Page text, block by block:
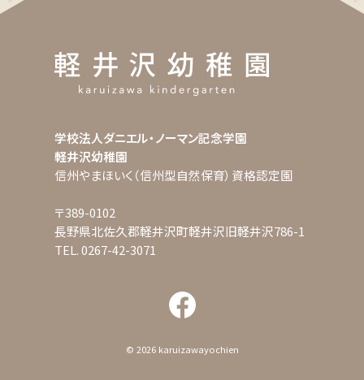
学校法人ダニエル・ノーマン記念学園
軽井沢幼稚園
信州やまほいく（信州型自然保育）資格認定園
〒389-0102
長野県北佐久郡軽井沢町軽井沢旧軽井沢786-1
TEL. 0267-42-3071
© 2026 karuizawayochien